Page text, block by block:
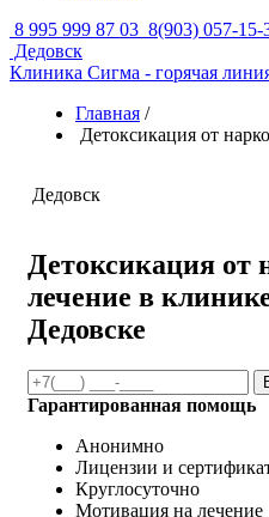
8 995 999 87 03 8(903) 057-15-
Дедовск
Клиника Сигма - горячая
Главная /
Детоксикация от
Дедовск
Детоксикация от
лечение в
Дедовске
Гарантированная помощь
Анонимно
Лицензии и
Круглосуточно
Мотивация на лечение